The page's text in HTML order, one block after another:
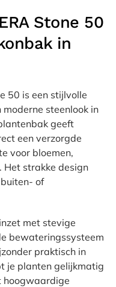
Stone 50
in
50 is een stijlvolle
steenlook in
geeft
een verzorgde
voor bloemen,
Het strakke design
of
met stevige
bewateringssysteem
praktisch in
je planten gelijkmatig
hoogwaardige